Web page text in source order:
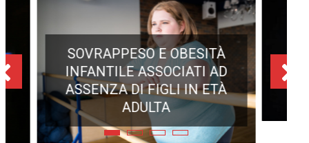
ECLISSE TOTALE DEL 12
AGOSTO 2026: DOVE SI
POTRÀ VEDERE